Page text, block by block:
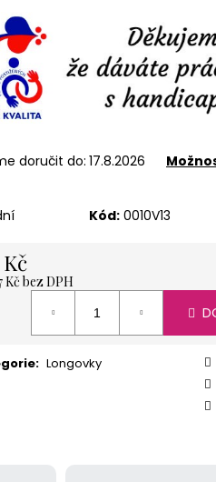
doručit do: 17.8.2026
Kód: 0010V13
Kč
Kč bez DPH
: Longovky
1 KG